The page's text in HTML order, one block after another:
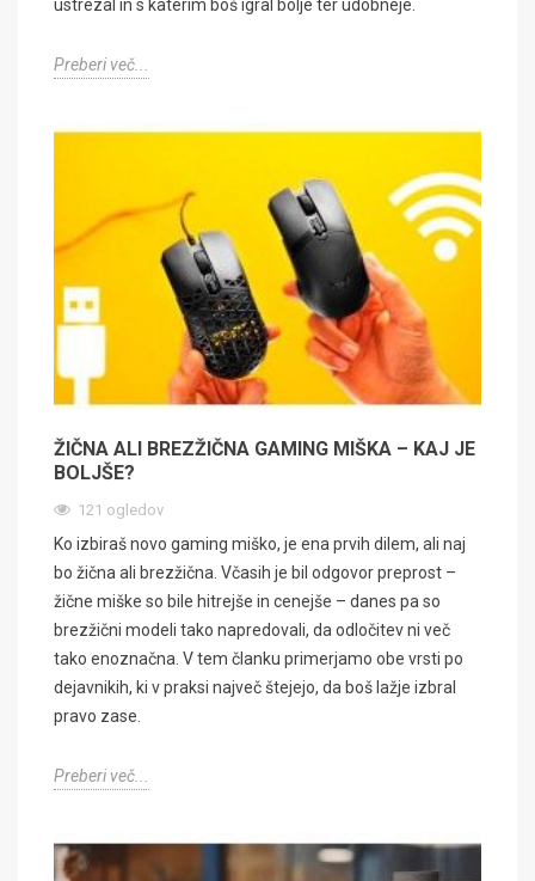
ustrezal in s katerim boš igral bolje ter udobneje.
Preberi več...
ŽIČNA ALI BREZŽIČNA GAMING MIŠKA – KAJ JE
BOLJŠE?
121 ogledov
Ko izbiraš novo gaming miško, je ena prvih dilem, ali naj
bo žična ali brezžična. Včasih je bil odgovor preprost –
žične miške so bile hitrejše in cenejše – danes pa so
brezžični modeli tako napredovali, da odločitev ni več
tako enoznačna. V tem članku primerjamo obe vrsti po
dejavnikih, ki v praksi največ štejejo, da boš lažje izbral
pravo zase.
Preberi več...